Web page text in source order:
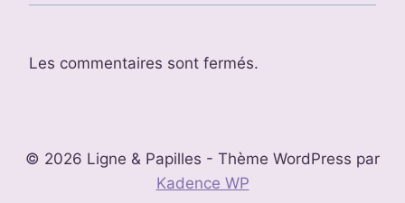
Les commentaires sont fermés.
© 2026 Ligne & Papilles - Thème WordPress par
Kadence WP